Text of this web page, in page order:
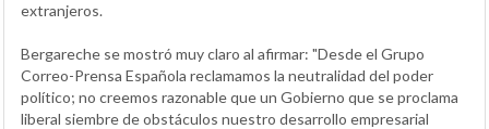
extranjeros.
Bergareche se mostró muy claro al afirmar: "Desde el Grupo
Correo-Prensa Española reclamamos la neutralidad del poder
político; no creemos razonable que un Gobierno que se proclama
liberal siembre de obstáculos nuestro desarrollo empresarial